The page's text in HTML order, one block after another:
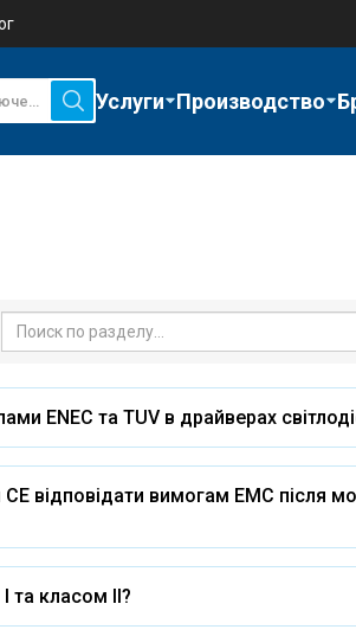
Услуги Производство
ENEC та TUV в драйверах
СЕ відповідати вимогам ЕМС після
та класом II?